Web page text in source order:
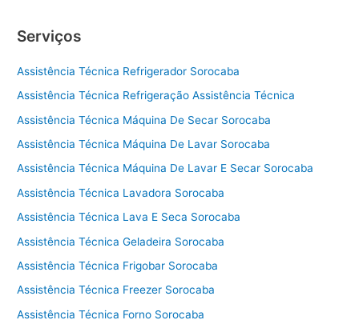
t
n
c
a
t
n
i
a
f
o
n
Serviços
Assistência Técnica Refrigerador Sorocaba
Assistência Técnica Refrigeração Assistência Técnica
Assistência Técnica Máquina De Secar Sorocaba
Assistência Técnica Máquina De Lavar Sorocaba
Assistência Técnica Máquina De Lavar E Secar Sorocaba
Assistência Técnica Lavadora Sorocaba
Assistência Técnica Lava E Seca Sorocaba
Assistência Técnica Geladeira Sorocaba
Assistência Técnica Frigobar Sorocaba
Assistência Técnica Freezer Sorocaba
Assistência Técnica Forno Sorocaba